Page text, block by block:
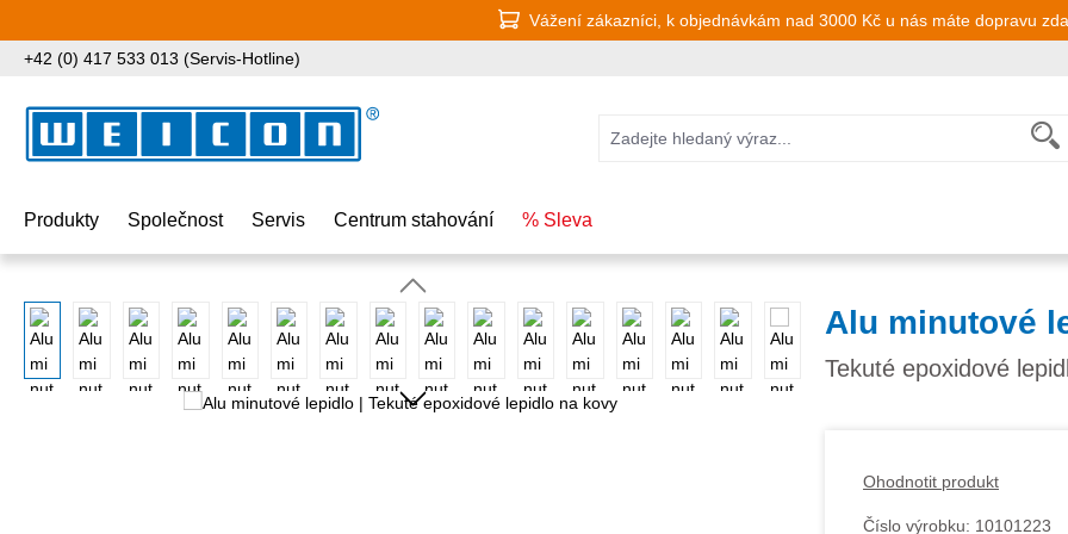
Vážení zákazníci, k objednávkám nad 3000 Kč u nás máte dopravu
+42 (0) 417 533 013 (Servis-Hotline)
Produkty Společnost Servis Centrum stahování % Sleva
Přeskočit galerii obrázků Alu minutové
Tekuté epoxidové
Ohodnotit produkt
Číslo výrobku: 10101223